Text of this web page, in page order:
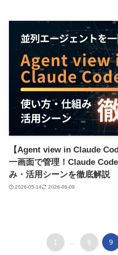
【Agent view in Claude
一画面で管理！Claude
み・活用シーンを徹底解説
2026-05-14 2026-06-09
1 ... 8 9